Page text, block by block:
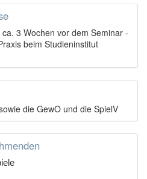
3 Wochen vor dem Seminar -
beim Studieninstitut
die GewO und die SpielV